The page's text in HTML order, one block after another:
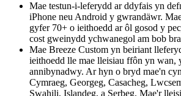
Mae testun-i-leferydd ar ddyfais yn
iPhone neu Android y gwrandäwr.
gyfer 70+ o ieithoedd ar ôl gosod y
cost gweinydd ychwanegol am bob
Mae Breeze Custom yn beiriant
ieithoedd lle mae lleisiau ffôn yn wan,
annibynadwy. Ar hyn o bryd mae'n
Cymraeg, Georgeg, Casacheg,
Swahili, Islandeg, a Serbeg. Mae'r